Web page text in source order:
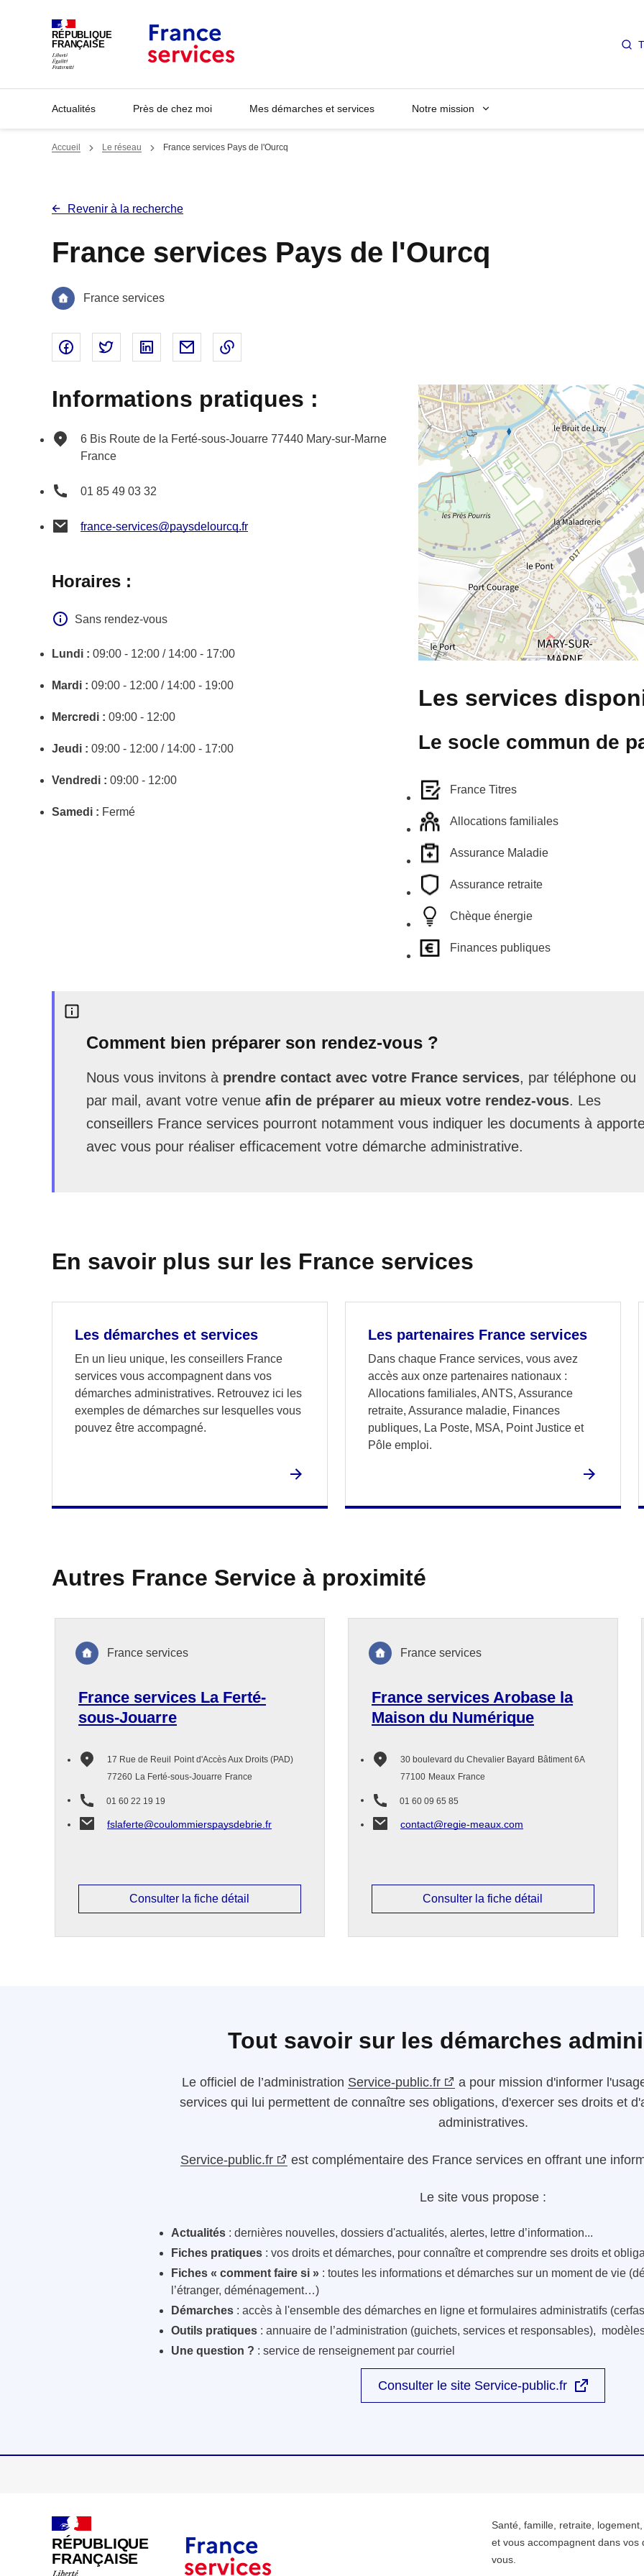
RÉPUBLIQUE
FRANÇAISE
Actualités Près de chez moi Mes démarches et services Notre mission
Accueil Le réseau France services Pays de l'Ourcq
Revenir à la recherche
France services Pays de l'Ourcq
France services
Partager sur Facebook - nouvelle fenêtre
Partager sur Twitter - nouvelle fenêtre
Partager sur Linked In - nouvelle fenêtre
Partager par email - nouvelle fenêtre
Informations pratiques :
6 Bis Route de la Ferté-sous-Jouarre 77440 Mary-sur-Marne
France
01 85 49 03 32
france-services@paysdelourcq.fr
Horaires :
Sans rendez-vous
Lundi : 09:00 - 12:00 / 14:00 - 17:00
Mardi : 09:00 - 12:00 / 14:00 - 19:00
Mercredi : 09:00 - 12:00
Jeudi : 09:00 - 12:00 / 14:00 - 17:00
Vendredi : 09:00 - 12:00
Samedi : Fermé
Les services
Le socle commun de
France Titres
Allocations familiales
Assurance Maladie
Assurance retraite
Chèque énergie
Finances publiques
Comment bien préparer son rendez-vous ?
Nous vous invitons à prendre contact avec votre France services, par téléphone ou
par mail, avant votre venue afin de préparer au mieux votre rendez-vous. Les
conseillers France services pourront notamment vous indiquer les documents à
avec vous pour réaliser efficacement votre démarche administrative.
En savoir plus sur les France services
Les démarches et services
En un lieu unique, les conseillers France
services vous accompagnent dans vos
démarches administratives. Retrouvez ici les
exemples de démarches sur lesquelles vous
pouvez être accompagné.
Les partenaires France services
Dans chaque France services, vous avez
accès aux onze partenaires nationaux :
Allocations familiales, ANTS, Assurance
retraite, Assurance maladie, Finances
publiques, La Poste, MSA, Point Justice et
Pôle emploi.
Autres France Service à proximité
France services La Ferté-
sous-Jouarre
17 Rue de Reuil
Point d'Accès Aux Droits (PAD)
77260 La Ferté-sous-Jouarre France
01 60 22 19 19
fslaferte@coulommierspaysdebrie.fr
France services
Consulter la fiche détail
France services Arobase la
Maison du Numérique
30 boulevard du Chevalier Bayard Bâtiment 6A
77100 Meaux France
01 60 09 65 85
contact@regie-meaux.com
France services
Consulter la fiche détail
Tout savoir sur les démarches
Le officiel de l’administration Service-public.fr
a pour mission d'informer
services qui lui permettent de connaître ses obligations, d'exercer ses droits et
administratives.
Service-public.fr est complémentaire des France services en offrant une
Le site vous propose :
Actualités : dernières nouvelles, dossiers d'actualités, alertes, lettre d’information...
Fiches pratiques : vos droits et démarches, pour connaître et comprendre ses droits et
Fiches « comment faire si » : toutes les informations et démarches sur un moment de vie
l’étranger, déménagement…)
Démarches : accès à l'ensemble des démarches en ligne et formulaires administratifs
Outils pratiques : annuaire de l’administration (guichets, services et responsables),
Une question ? : service de renseignement par courriel
Consulter le site Service-public.fr
RÉPUBLIQUE
FRANÇAISE
Santé, famille, retraite,
et vous accompagnent dans
vous.